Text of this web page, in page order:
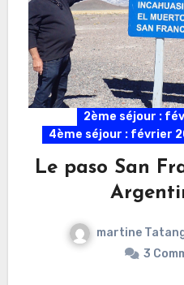
2ème séjour :
4ème séjour : février
Le paso San
martine
3